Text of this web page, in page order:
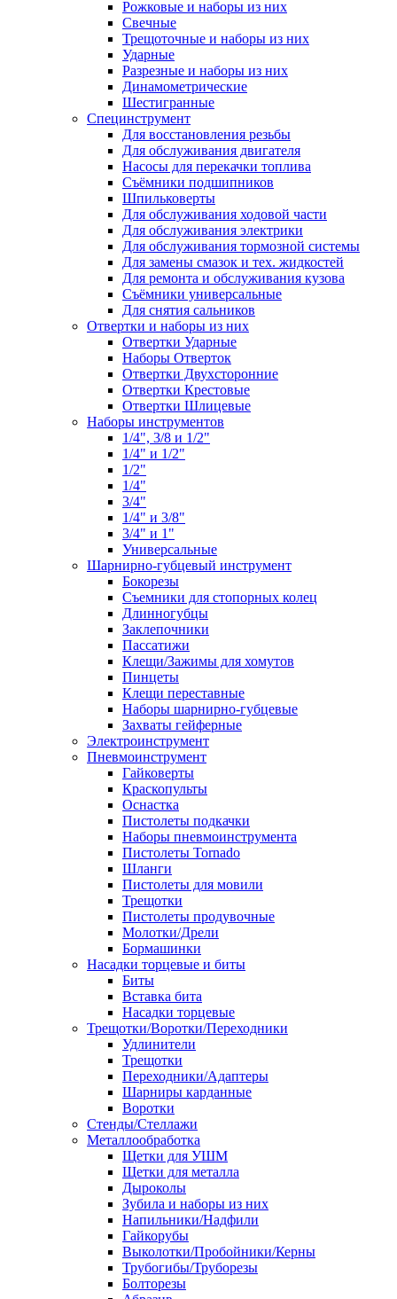
Рожковые и наборы из них
Свечные
Трещоточные и наборы из них
Ударные
Разрезные и наборы из них
Динамометрические
Шестигранные
Специнструмент
Для восстановления резьбы
Для обслуживания двигателя
Насосы для перекачки топлива
Съёмники подшипников
Шпильковерты
Для обслуживания ходовой части
Для обслуживания электрики
Для обслуживания тормозной системы
Для замены смазок и тех. жидкостей
Для ремонта и обслуживания кузова
Съёмники универсальные
Для снятия сальников
Отвертки и наборы из них
Отвертки Ударные
Наборы Отверток
Отвертки Двухсторонние
Отвертки Крестовые
Отвертки Шлицевые
Наборы инструментов
1/4", 3/8 и 1/2"
1/4" и 1/2"
1/2"
1/4"
3/4"
1/4" и 3/8"
3/4" и 1"
Универсальные
Шарнирно-губцевый инструмент
Бокорезы
Съемники для стопорных колец
Длинногубцы
Заклепочники
Пассатижи
Клещи/Зажимы для хомутов
Пинцеты
Клещи переставные
Наборы шарнирно-губцевые
Захваты гейферные
Электроинструмент
Пневмоинструмент
Гайковерты
Краскопульты
Оснастка
Пистолеты подкачки
Наборы пневмоинструмента
Пистолеты Tornado
Шланги
Пистолеты для мовили
Трещотки
Пистолеты продувочные
Молотки/Дрели
Бормашинки
Насадки торцевые и биты
Биты
Вставка бита
Насадки торцевые
Трещотки/Воротки/Переходники
Удлинители
Трещотки
Переходники/Адаптеры
Шарниры карданные
Воротки
Стенды/Стеллажи
Металлообработка
Щетки для УШМ
Щетки для металла
Дыроколы
Зубила и наборы из них
Напильники/Надфили
Гайкорубы
Выколотки/Пробойники/Керны
Трубогибы/Труборезы
Болторезы